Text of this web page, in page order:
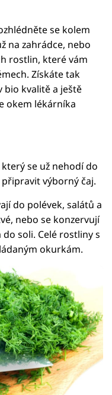
se kolem
na zahrádce, nebo
rostlin, které vám
Získáte tak
kvalitě a ještě
okem lékárníka
se už nehodí do
připravit výborný čaj.
do polévek, salátů a
nebo se konzervují
soli. Celé rostliny s
okurkám.